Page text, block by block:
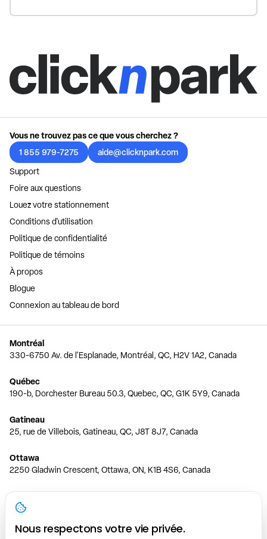
Vous ne trouvez pas ce que vous cherchez ?
1 855 979-7275
aide@clicknpark.com
Support
Foire aux questions
Louez votre stationnement
Conditions d'utilisation
Politique de confidentialité
Politique de témoins
À propos
Blogue
Connexion au tableau de bord
Montréal
330-6750 Av. de l'Esplanade, Montréal, QC, H2V 1A2, Canada
Québec
190-b, Dorchester Bureau 50.3, Quebec, QC, G1K 5Y9, Canada
Gatineau
25, rue de Villebois, Gatineau, QC, J8T 8J7, Canada
Ottawa
2250 Gladwin Crescent, Ottawa, ON, K1B 4S6, Canada
Toronto
150 Ferrand Dr, 6th Floor, Toronto, ON, M3C 3E5, Canada
Vancouver
Nous respectons votre vie privée.